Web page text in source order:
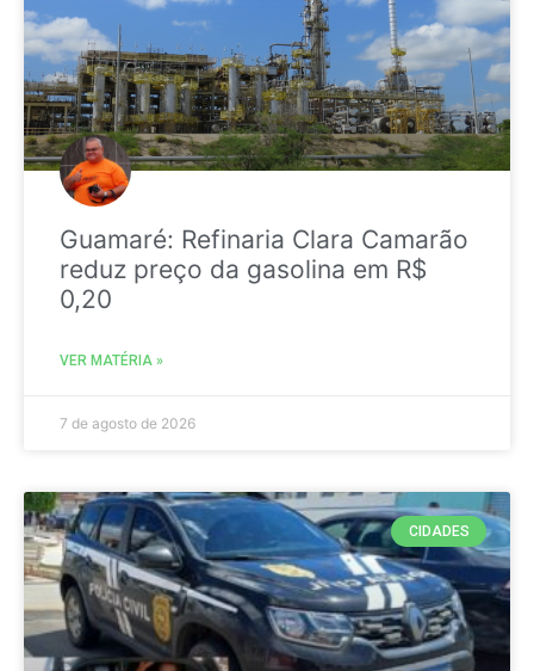
Guamaré: Refinaria Clara Camarão
reduz preço da gasolina em R$
0,20
VER MATÉRIA »
7 de agosto de 2026
CIDADES